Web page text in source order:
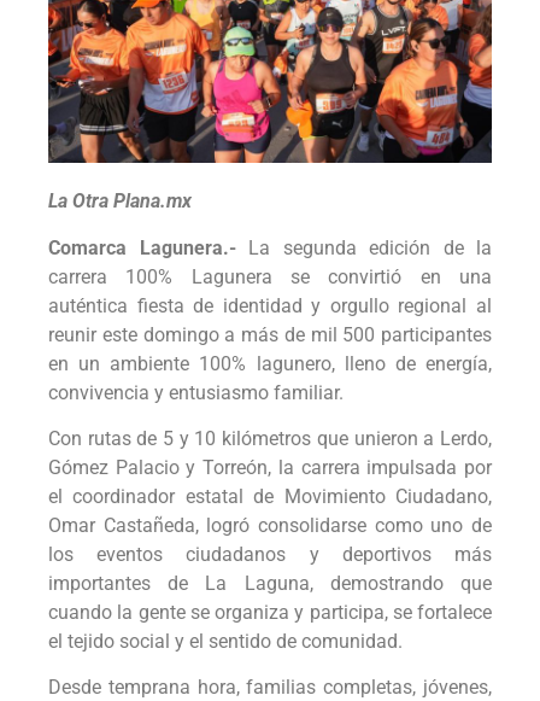
La Otra Plana.mx
Comarca Lagunera.- La segunda edición de la
carrera 100% Lagunera se convirtió en una
auténtica fiesta de identidad y orgullo regional al
reunir este domingo a más de mil 500 participantes
en un ambiente 100% lagunero, lleno de energía,
convivencia y entusiasmo familiar.
Con rutas de 5 y 10 kilómetros que unieron a Lerdo,
Gómez Palacio y Torreón, la carrera impulsada por
el coordinador estatal de Movimiento Ciudadano,
Omar Castañeda, logró consolidarse como uno de
los eventos ciudadanos y deportivos más
importantes de La Laguna, demostrando que
cuando la gente se organiza y participa, se fortalece
el tejido social y el sentido de comunidad.
Desde temprana hora, familias completas, jóvenes,